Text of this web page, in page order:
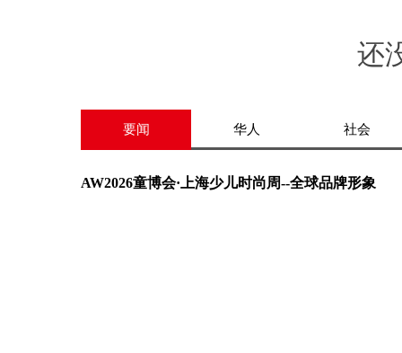
还
要闻 华人 社会
AW2026童博会·上海少儿时尚周--全球品牌形象